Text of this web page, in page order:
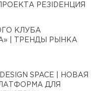
РЕЗIDEНЦИЯ
КЛУБА
| ТРЕНДЫ РЫНКА
SPACE | НОВАЯ
ДЛЯ